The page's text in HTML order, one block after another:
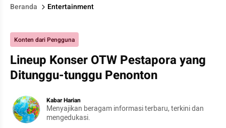
Beranda Entertainment
Konten dari Pengguna
Lineup Konser OTW Pestapora yang
Ditunggu-tunggu Penonton
Kabar Harian
Menyajikan beragam informasi terbaru, terkini dan
mengedukasi.